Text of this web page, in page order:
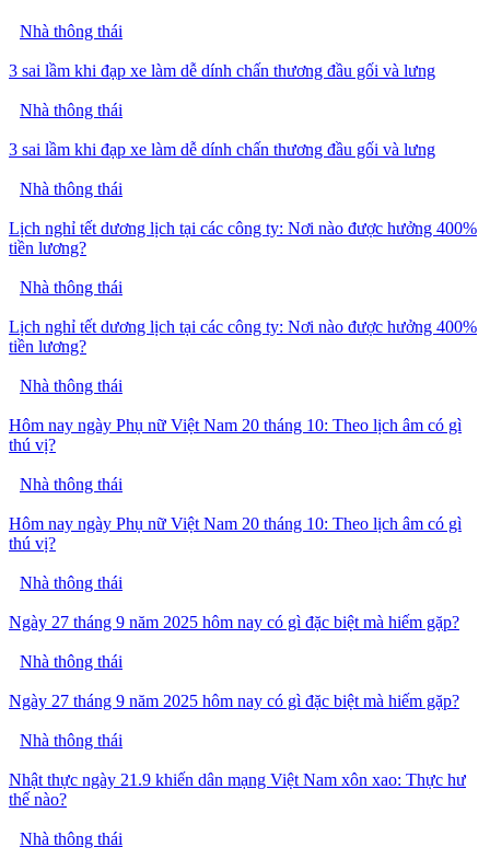
Nhà thông thái
3 sai lầm khi đạp xe làm dễ dính chấn thương đầu gối và lưng
Nhà thông thái
3 sai lầm khi đạp xe làm dễ dính chấn thương đầu gối và lưng
Nhà thông thái
Lịch nghỉ tết dương lịch tại các công ty: Nơi nào được hưởng 400%
tiền lương?
Nhà thông thái
Lịch nghỉ tết dương lịch tại các công ty: Nơi nào được hưởng 400%
tiền lương?
Nhà thông thái
Hôm nay ngày Phụ nữ Việt Nam 20 tháng 10: Theo lịch âm có gì
thú vị?
Nhà thông thái
Hôm nay ngày Phụ nữ Việt Nam 20 tháng 10: Theo lịch âm có gì
thú vị?
Nhà thông thái
Ngày 27 tháng 9 năm 2025 hôm nay có gì đặc biệt mà hiếm gặp?
Nhà thông thái
Ngày 27 tháng 9 năm 2025 hôm nay có gì đặc biệt mà hiếm gặp?
Nhà thông thái
Nhật thực ngày 21.9 khiến dân mạng Việt Nam xôn xao: Thực hư
thế nào?
Nhà thông thái